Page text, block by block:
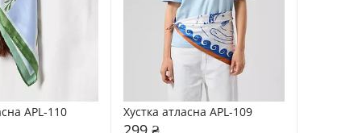
APL-110 Хустка атласна APL-109